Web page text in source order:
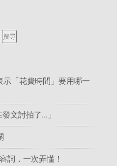
示「花費時間」要用哪一
文討拍了...」
詞，一次弄懂！